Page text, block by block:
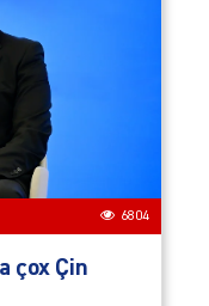
6804
çox Çin